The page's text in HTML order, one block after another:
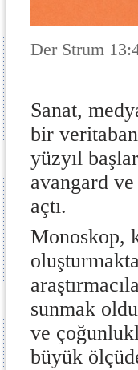
Der Strum
Sanat,
bir
yüzyıl
avangard
açtı.
Monoskop,
sunmak
ve
büyük